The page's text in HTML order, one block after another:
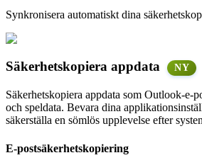
Synkronisera automatiskt dina
Säkerhetskopiera appdata NY
Säkerhetskopiera appdata som Outlook-e-
och speldata. Bevara dina
säkerställa en sömlös upplevelse efter
E-postsäkerhetskopiering